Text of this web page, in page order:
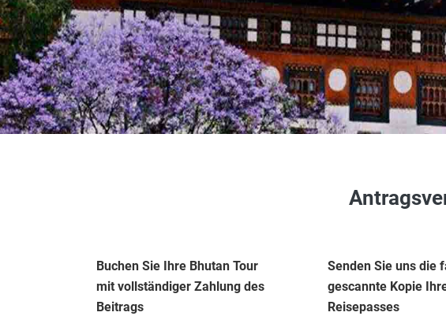
Buchen Sie Ihre Bhutan Tour
mit vollständiger Zahlung des
Beitrags
Senden Sie uns die
gescannte Kopie
Reisepasses